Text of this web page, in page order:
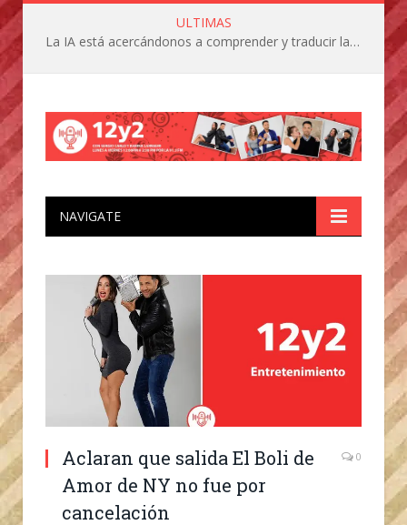
ULTIMAS
La IA está acercándonos a comprender y traducir las vocalizaciones y comportamientos de nuestras mascotas
NAVIGATE
Aclaran que salida El Boli de
Amor de NY no fue por
cancelación
0